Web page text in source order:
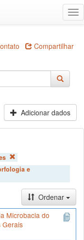
Compartilhar
Adicionar dados
e
Ordenar
Microbacia do
Gerais